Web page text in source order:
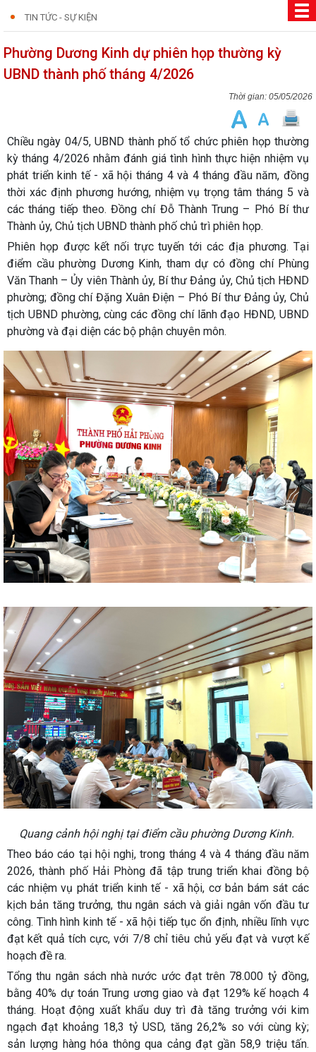
TIN TỨC - SỰ KIỆN
Phường Dương Kinh dự phiên họp thường kỳ
UBND thành phố tháng 4/2026
05/05/2026
Chiều ngày 04/5, UBND thành phố tổ chức phiên họp thường
kỳ tháng 4/2026 nhằm đánh giá tình hình thực hiện nhiệm vụ
phát triển kinh tế - xã hội tháng 4 và 4 tháng đầu năm, đồng
thời xác định phương hướng, nhiệm vụ trọng tâm tháng 5 và
các tháng tiếp theo. Đồng chí Đỗ Thành Trung – Phó Bí thư
Thành ủy, Chủ tịch UBND thành phố chủ trì phiên họp.
Phiên họp được kết nối trực tuyến tới các địa phương. Tại
điểm cầu phường Dương Kinh, tham dự có đồng chí Phùng
Văn Thanh – Ủy viên Thành ủy, Bí thư Đảng ủy, Chủ tịch HĐND
phường; đồng chí Đặng Xuân Điện – Phó Bí thư Đảng ủy, Chủ
tịch UBND phường, cùng các đồng chí lãnh đạo HĐND, UBND
phường và đại diện các bộ phận chuyên môn.
Quang cảnh hội nghị tại điểm cầu phường Dương Kinh.
Theo báo cáo tại hội nghị, trong tháng 4 và 4 tháng đầu năm
2026, thành phố Hải Phòng đã tập trung triển khai đồng bộ
các nhiệm vụ phát triển kinh tế - xã hội, cơ bản bám sát các
kịch bản tăng trưởng, thu ngân sách và giải ngân vốn đầu tư
công. Tình hình kinh tế - xã hội tiếp tục ổn định, nhiều lĩnh vực
đạt kết quả tích cực, với 7/8 chỉ tiêu chủ yếu đạt và vượt kế
hoạch đề ra.
Tổng thu ngân sách nhà nước ước đạt trên 78.000 tỷ đồng,
bằng 40% dự toán Trung ương giao và đạt 129% kế hoạch 4
tháng. Hoạt động xuất khẩu duy trì đà tăng trưởng với kim
ngạch đạt khoảng 18,3 tỷ USD, tăng 26,2% so với cùng kỳ;
sản lượng hàng hóa thông qua cảng đạt gần 58,9 triệu tấn.